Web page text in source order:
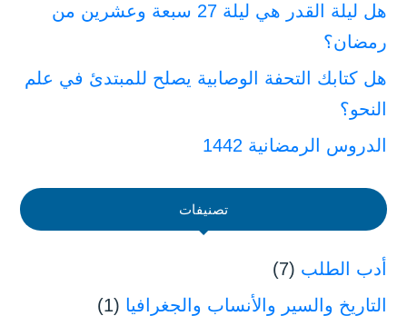
هل ليلة القدر هي ليلة 27 سبعة وعشرين من
رمضان؟
هل كتابك التحفة الوصابية يصلح للمبتدئ في علم
النحو؟
الدروس الرمضانية 1442
تصنيفات
أدب الطلب (7)
التاريخ والسير والأنساب والجغرافيا (1)